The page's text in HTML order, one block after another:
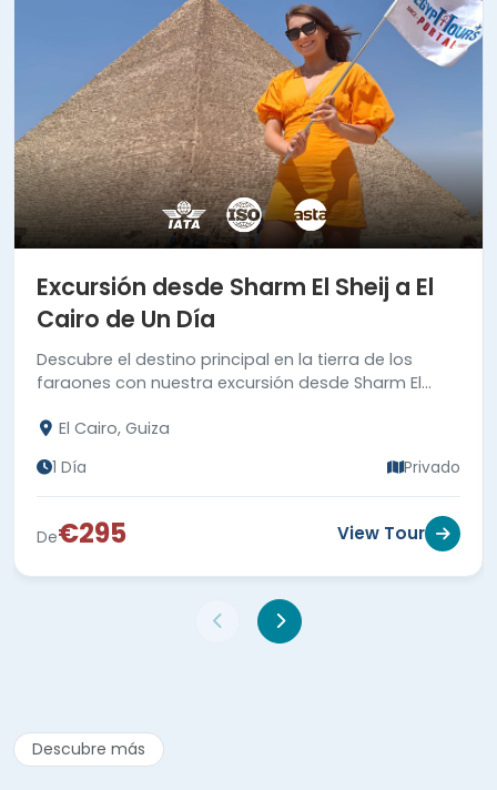
Excursión desde Sharm El Sheij a El
Cairo de Un Día
Descubre el destino principal en la tierra de los
faraones con nuestra excursión desde Sharm El
El Cairo, Guiza
1 Día Privado
De€295 View Tour
Descubre más